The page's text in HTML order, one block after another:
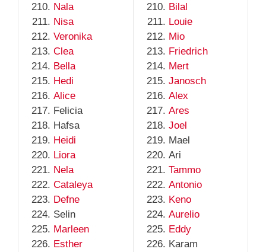
Nala
Nisa
Veronika
Clea
Bella
Hedi
Alice
Felicia
Hafsa
Heidi
Liora
Nela
Cataleya
Defne
Selin
Marleen
Esther
Bilal
Louie
Mio
Friedrich
Mert
Janosch
Alex
Ares
Joel
Mael
Ari
Tammo
Antonio
Keno
Aurelio
Eddy
Karam